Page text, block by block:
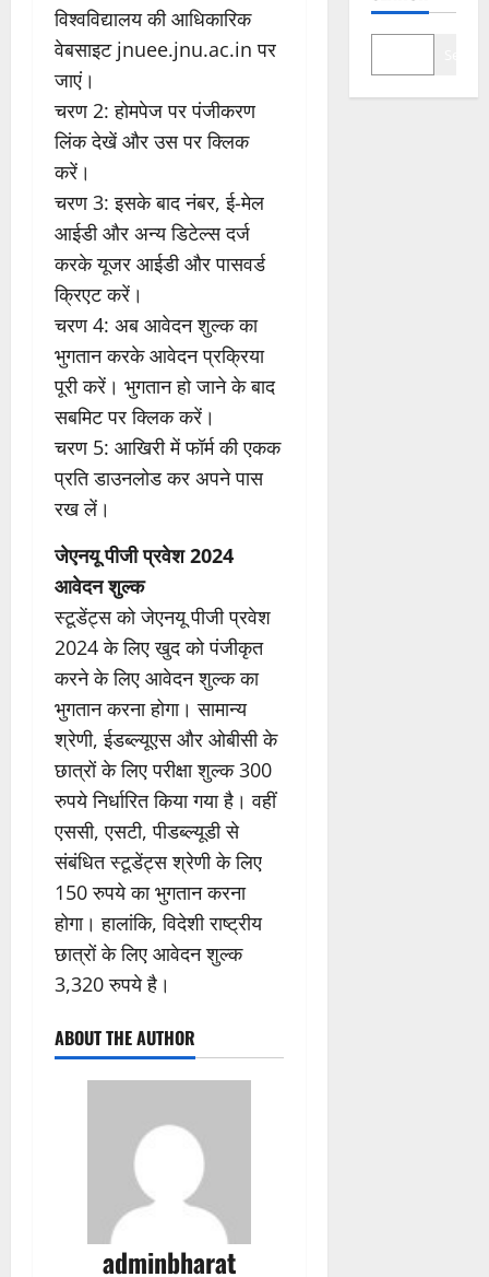
विश्वविद्यालय की आधिकारिक
वेबसाइट jnuee.jnu.ac.in पर
जाएं।
चरण 2: होमपेज पर पंजीकरण
लिंक देखें और उस पर क्लिक
करें।
चरण 3: इसके बाद नंबर, ई-मेल
आईडी और अन्य डिटेल्स दर्ज
करके यूजर आईडी और पासवर्ड
क्रिएट करें।
चरण 4: अब आवेदन शुल्क का
भुगतान करके आवेदन प्रक्रिया
पूरी करें। भुगतान हो जाने के बाद
सबमिट पर क्लिक करें।
चरण 5: आखिरी में फॉर्म की एकक
प्रति डाउनलोड कर अपने पास
रख लें।
जेएनयू पीजी प्रवेश 2024
आवेदन शुल्क
स्टूडेंट्स को जेएनयू पीजी प्रवेश
2024 के लिए खुद को पंजीकृत
करने के लिए आवेदन शुल्क का
भुगतान करना होगा। सामान्य
श्रेणी, ईडब्ल्यूएस और ओबीसी के
छात्रों के लिए परीक्षा शुल्क 300
रुपये निर्धारित किया गया है। वहीं
एससी, एसटी, पीडब्ल्यूडी से
संबंधित स्टूडेंट्स श्रेणी के लिए
150 रुपये का भुगतान करना
होगा। हालांकि, विदेशी राष्ट्रीय
छात्रों के लिए आवेदन शुल्क
3,320 रुपये है।
ABOUT THE AUTHOR
adminbharat